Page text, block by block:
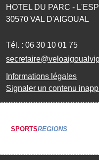
HOTEL DU PARC -
30570 VAL D'AIGOUAL
Tél. : 06 30 10 01 75
Informations légales
Signaler un contenu
SPORTSREGIONS